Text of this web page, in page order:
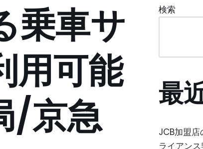
乗車サ
用可能
/京急
検索
最
JCB加盟
ライアン